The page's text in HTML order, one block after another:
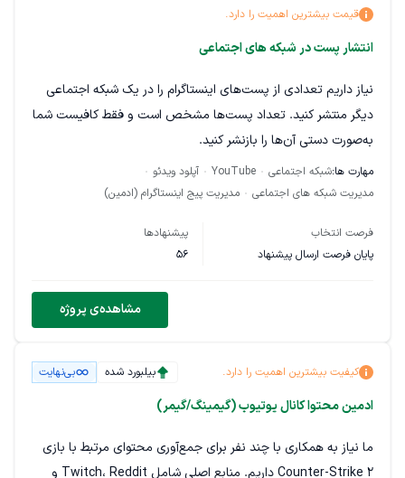
قیمت بیشترین اهمیت را دارد.
انتشار پست در شبکه های اجتماعی
نیاز داریم تعدادی از پست‌های اینستاگرام را در یک شبکه اجتماعی
دیگر منتشر کنید. تعداد پست‌ها مشخص است و فقط کافیست شما
به‌صورت دستی آن‌ها را بازنشر کنید.
این کار به‌صورت پروژه تعریف می‌شود و باید در زمان تعیین‌شده با
دقت انجام شود. لطفاً هزینه را اعلام کنید. پروژه در یک روز انجام
خواهد شد و شامل ۱۰۰ پست است که فقط از اینستاگرام به شبکه
اجتماعی دیگر منتقل می‌شوند.
اولویت ما بهترین قیمت و زمان‌بندی است.
مهارت ها:شبکه اجتماعی YouTube
آپلود ویدئو
مدیریت شبکه های اجتماعی
مدیریت پیج اینستاگرام (ادمین)
فرصت انتخاب
پایان فرصت ارسال پیشنهاد
پیشنهادها
56
مشاهده‌ی پروژه
کیفیت بیشترین اهمیت را دارد. بیلبورد شده بی‌نهایت
ادمین محتوا کانال یوتیوب (گیمینگ/گیمر)
ما نیاز به همکاری با چند نفر برای جمع‌آوری محتوای مرتبط با بازی
Counter-Strike 2 داریم. منابع اصلی شامل Twitch، Reddit و